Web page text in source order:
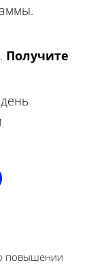
Получите
повышении